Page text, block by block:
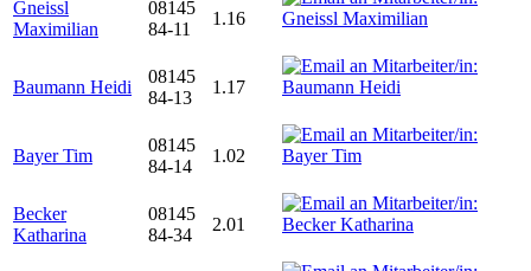
Gneissl
Maximilian
08145
84-11
1.16
Baumann Heidi
08145
84-13
1.17
Bayer Tim
08145
84-14
1.02
Becker
Katharina
08145
84-34
2.01